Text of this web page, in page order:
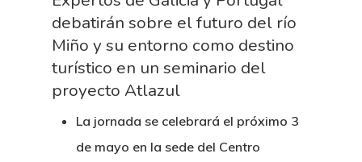
debatirán sobre el futuro del río
Miño y su entorno como destino
turístico en un seminario del
proyecto Atlazul
La jornada se celebrará el próximo 3
de mayo en la sede del Centro